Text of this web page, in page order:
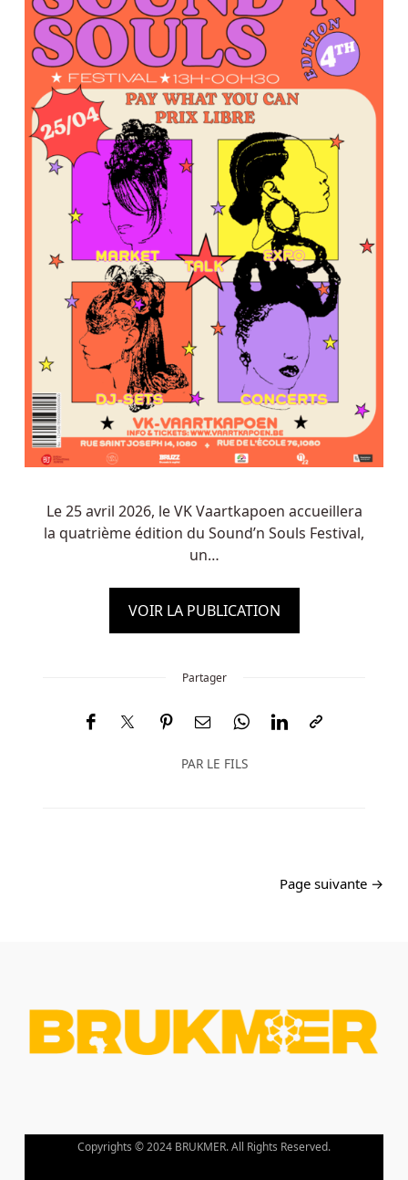
Le 25 avril 2026, le VK Vaartkapoen accueillera
la quatrième édition du Sound’n Souls Festival,
un…
VOIR LA PUBLICATION
Partager
PAR LE FILS
Page suivante →
Copyrights © 2024 BRUKMER. All Rights Reserved.